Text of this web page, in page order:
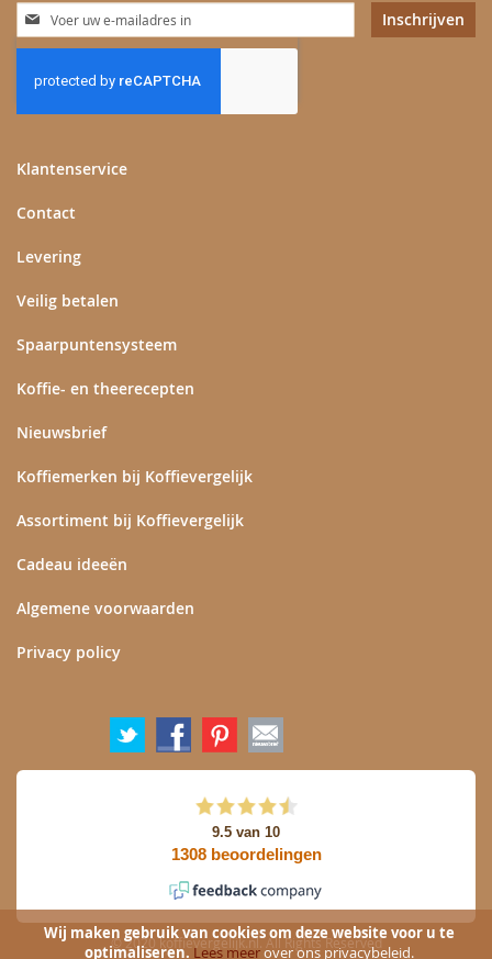
Wij maken gebruik van cookies om deze website voor u te
optimaliseren. Lees meerover ons privacybeleid.
Abonneer
u
op
onze
nieuwsbrief
Inschrijven
Klantenservice
Contact
Levering
Veilig betalen
Spaarpuntensysteem
Koffie- en theerecepten
Nieuwsbrief
Koffiemerken bij Koffievergelijk
Assortiment bij Koffievergelijk
Cadeau ideeën
Algemene voorwaarden
Privacy policy
© 2020 koffievergelijk.nl. All Rights Reserved